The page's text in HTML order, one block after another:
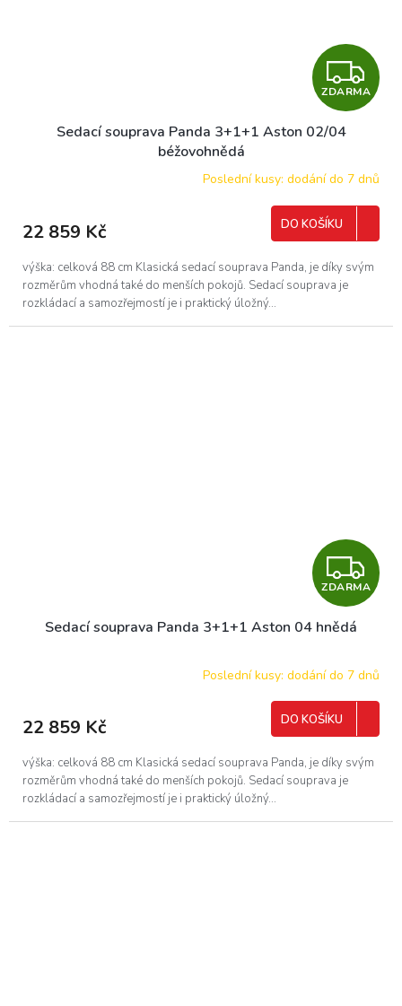
Z
D
R
A
ZDARMA
Sedací souprava Panda 3+1+1 Aston 02/04
béžovohnědá
Poslední kusy: dodání do 7 dnů
22 859 Kč DO KOŠÍKU
výška: celková 88 cm Klasická sedací souprava Panda, je díky svým
rozměrům vhodná také do menších pokojů. Sedací souprava je
rozkládací a samozřejmostí je i praktický úložný...
Z
D
R
A
ZDARMA
Sedací souprava Panda 3+1+1 Aston 04 hnědá
Poslední kusy: dodání do 7 dnů
22 859 Kč DO KOŠÍKU
výška: celková 88 cm Klasická sedací souprava Panda, je díky svým
rozměrům vhodná také do menších pokojů. Sedací souprava je
rozkládací a samozřejmostí je i praktický úložný...